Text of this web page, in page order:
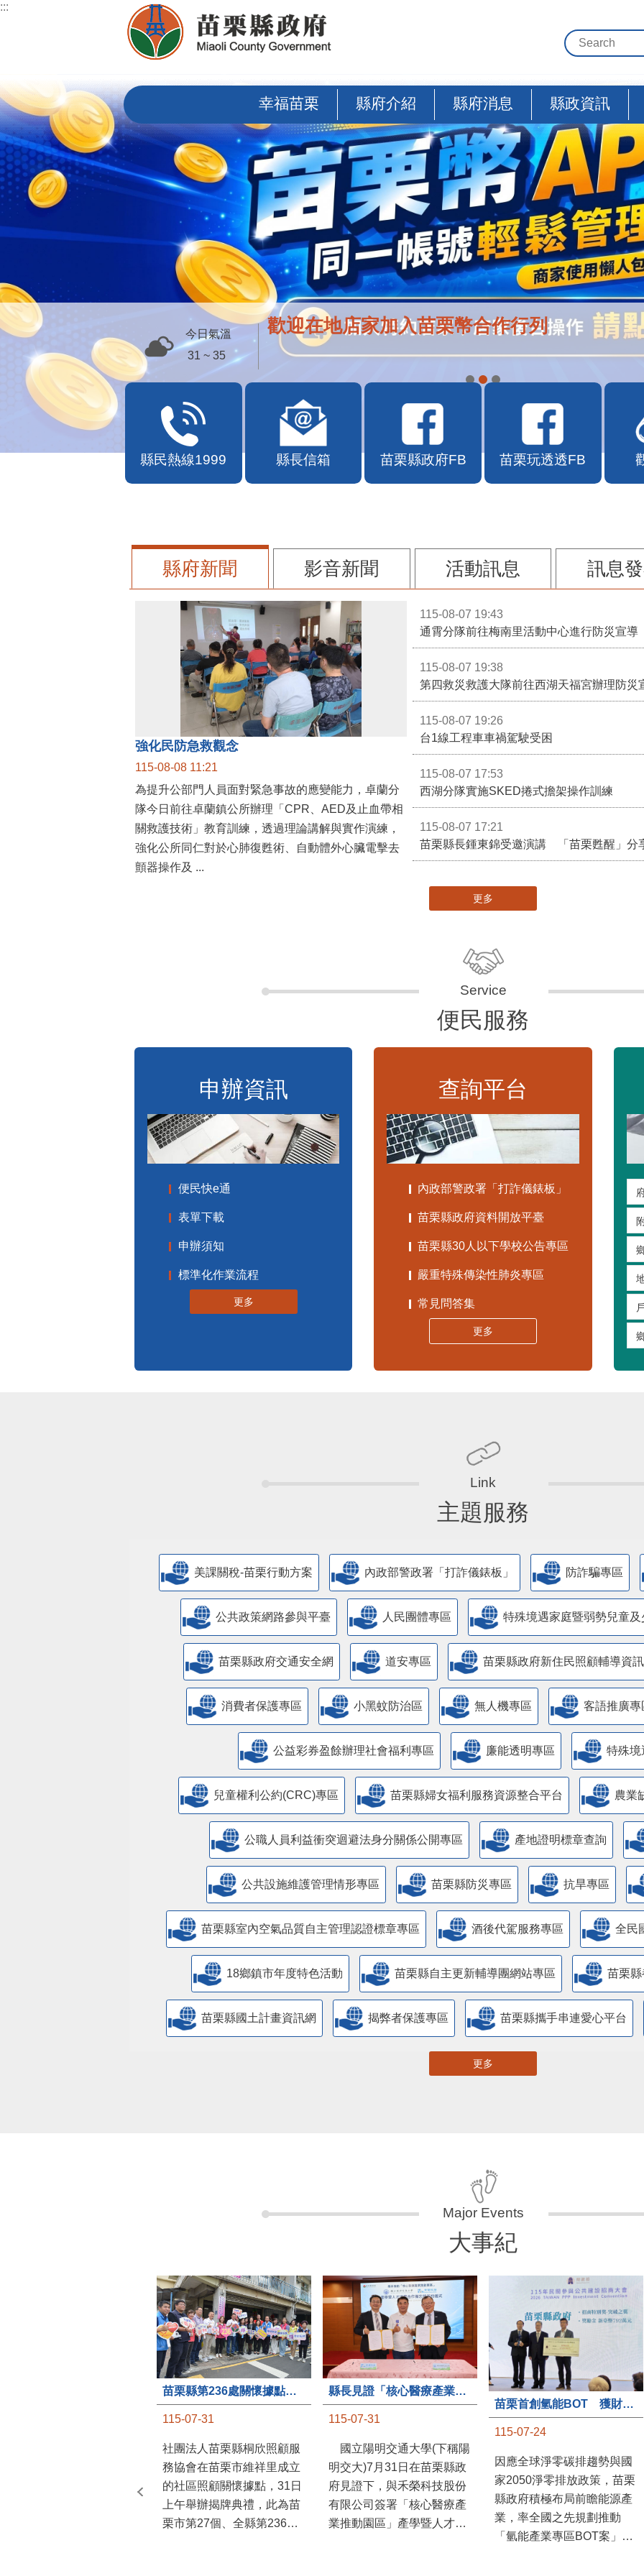
跳到主要內容區塊
:::
幸福苗栗 縣府介紹 縣府消息 縣政資訊
歡迎在地店家加入苗栗幣合作行列
今日氣溫
31 ~ 35
縣民熱線1999 縣長信箱 苗栗縣政府FB 苗栗玩透透FB
縣府新聞 影音新聞 活動訊息 訊息
強化民防急救觀念
115-08-08 11:21
為提升公部門人員面對緊急事故的應變能力，卓蘭分
隊今日前往卓蘭鎮公所辦理「CPR、AED及止血帶相
關救護技術」教育訓練，透過理論講解與實作演練，
強化公所同仁對於心肺復甦術、自動體外心臟電擊去
115-08-07 19:43
通霄分隊前往梅南里活動中心進行防災宣導
115-08-07 19:38
第四救災救護大隊前往西湖天福宮辦理防災
115-08-07 19:26
台1線工程車車禍駕駛受困
115-08-07 17:53
西湖分隊實施SKED捲式擔架操作訓練
115-08-07 17:21
苗栗縣長鍾東錦受邀演講 「苗栗甦醒」分
更多
便民服務
申辦資訊
便民快e通
表單下載
申辦須知
標準化作業流程
更多
查詢平台
內政部警政署「打詐儀錶板」
苗栗縣政府資料開放平臺
苗栗縣30人以下學校公告專區
嚴重特殊傳染性肺炎專區
常見問答集
更多
主題服務
美課關稅-苗栗行動方案 內政部警政署「打詐儀錶板」 防詐騙專區
公共政策網路參與平臺 人民團體專區 特殊境遇家庭暨弱勢兒童
苗栗縣政府交通安全網 道安專區 苗栗縣政府新住民照顧輔導資
消費者保護專區 小黑蚊防治區 無人機專區 客語推廣專
公益彩券盈餘辦理社會福利專區 廉能透明專區 特殊境
兒童權利公約(CRC)專區 苗栗縣婦女福利服務資源整合平台 農業
公職人員利益衝突迴避法身分關係公開專區 產地證明標章查詢
​公共設施維護管理情形專區 苗栗縣防災專區 抗旱專區
苗栗縣室內空氣品質自主管理認證標章專區 酒後代駕服務專區 全民
18鄉鎮市年度特色活動 苗栗縣自主更新輔導團網站專區 苗栗
苗栗縣國土計畫資訊網 揭弊者保護專區 苗栗縣攜手串連愛心平台
更多
大事紀
苗栗縣第236處關懷據點在苗栗市維祥里揭牌
115-07-31
社團法人苗栗縣桐欣照顧服
務協會在苗栗市維祥里成立
的社區照顧關懷據點，31日
上午舉辦揭牌典禮，此為苗
栗市第27個、全縣第236處
115-07-31
國立陽明交通大學(下稱陽
明交大)7月31日在苗栗縣政
府見證下，與禾榮科技股份
有限公司簽署「核心醫療產
業推動園區」產學暨人才培
苗栗首創氫能BOT 獲財政部「突破之翼」肯定
115-07-24
因應全球淨零碳排趨勢與國
家2050淨零排放政策，苗栗
縣政府積極布局前瞻能源產
業，率全國之先規劃推動
「氫能產業專區BOT案」，